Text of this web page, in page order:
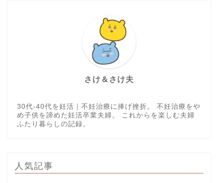
さけ＆さけ夫
30代-40代を妊活｜不妊治療に捧げ挫折。 不妊治療をや
め子供を諦めた妊活卒業夫婦。 これからを楽しむ夫婦
ふたり暮らしの記録。
人気記事